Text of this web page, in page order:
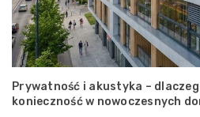
Prywatność i akustyka –
konieczność w nowoczesnych